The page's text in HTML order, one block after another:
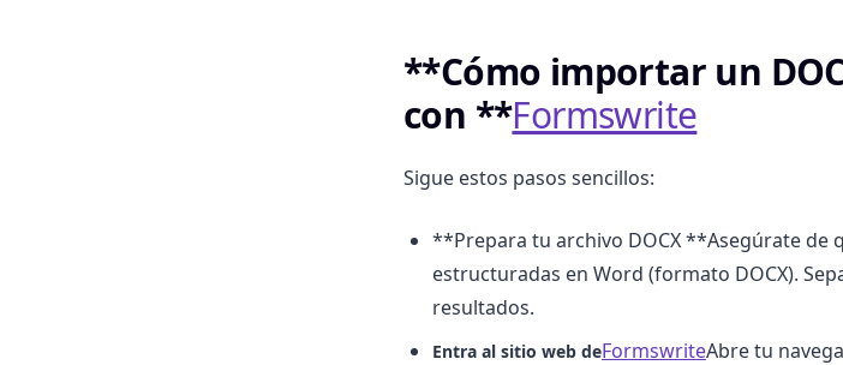
**Cómo importar un
con **Formswrite
Sigue estos pasos sencillos:
**Prepara tu archivo DOCX **Asegúrate de
estructuradas en Word (formato DOCX).
resultados.
Entra al sitio web deFormswriteAbre tu